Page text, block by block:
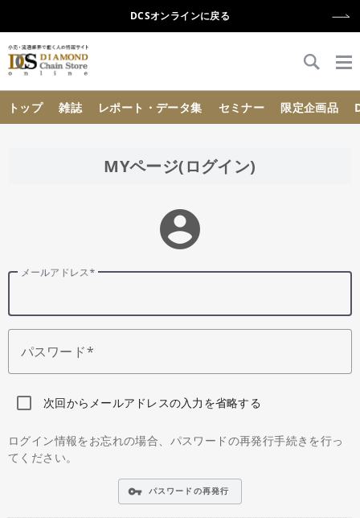
DCSオンラインに戻る
トップ 雑誌 レポート・データ集 セミナー 限定企画品
MYページ(ログイン)
account_circle
メールアドレス
パスワード
次回からメールアドレスの入力を省略する
ログイン情報をお忘れの場合、パスワードの再発行手続きを行っ
てください。
vpn_key パスワードの再発行